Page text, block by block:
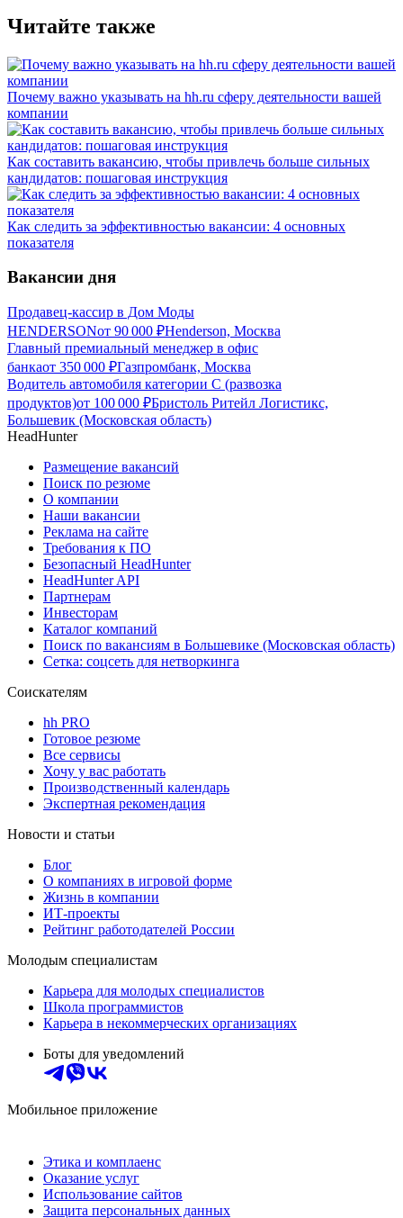
Читайте также
Почему важно указывать на hh.ru сферу деятельности вашей
компании
Как составить вакансию, чтобы привлечь больше сильных
кандидатов: пошаговая инструкция
Как следить за эффективностью вакансии: 4 основных
показателя
Вакансии дня
Продавец-кассир в Дом Моды
HENDERSONот 90 000 ₽Henderson, Москва
Главный премиальный менеджер в офис
банкаот 350 000 ₽Газпромбанк, Москва
Водитель автомобиля категории C (развозка
продуктов)от 100 000 ₽Бристоль Ритейл Логистикс,
Большевик (Московская область)
HeadHunter
Размещение вакансий
Поиск по резюме
О компании
Наши вакансии
Реклама на сайте
Требования к ПО
Безопасный HeadHunter
HeadHunter API
Партнерам
Инвесторам
Каталог компаний
Поиск по вакансиям в Большевике (Московская область)
Сетка: соцсеть для нетворкинга
Соискателям
hh PRO
Готовое резюме
Все сервисы
Хочу у вас работать
Производственный календарь
Экспертная рекомендация
Новости и статьи
Блог
О компаниях в игровой форме
Жизнь в компании
ИТ-проекты
Рейтинг работодателей России
Молодым специалистам
Карьера для молодых специалистов
Школа программистов
Карьера в некоммерческих организациях
Боты для уведомлений
Мобильное приложение
Этика и комплаенс
Оказание услуг
Использование сайтов
Защита персональных данных